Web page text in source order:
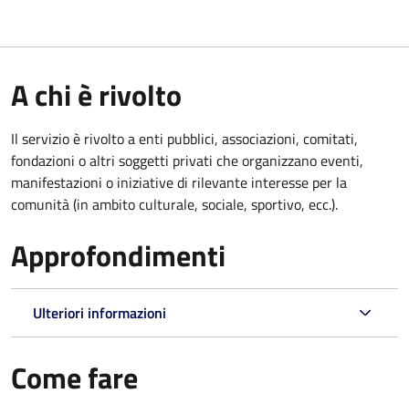
A chi è rivolto
Il servizio è rivolto a enti pubblici, associazioni, comitati,
fondazioni o altri soggetti privati che organizzano eventi,
manifestazioni o iniziative di rilevante interesse per la
comunità (in ambito culturale, sociale, sportivo, ecc.).
Approfondimenti
Ulteriori informazioni
Come fare